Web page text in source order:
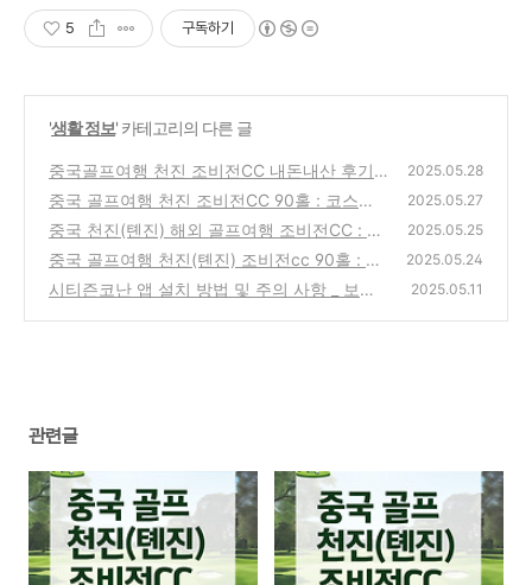
5 구독하기
'생활 정보' 카테고리의 다른 글
중국골프여행 천진 조비전CC 내돈내산 후기 :
숙소 및 식사 등 _ #5
(3)
2025.05.28
중국 골프여행 천진 조비전CC 90홀 : 코스와
라운딩 후기 _ #4
(3)
2025.05.27
중국 천진(톈진) 해외 골프여행 조비전CC : 환
전 및 준비물(엑셀 파일有) _ #2
(2)
2025.05.25
중국 골프여행 천진(톈진) 조비전cc 90홀 : 위
치와 날씨, 선택한 이유 _ #1
(1)
2025.05.24
시티즌코난 앱 설치 방법 및 주의 사항 _ 보이
2025.05.11
관련글